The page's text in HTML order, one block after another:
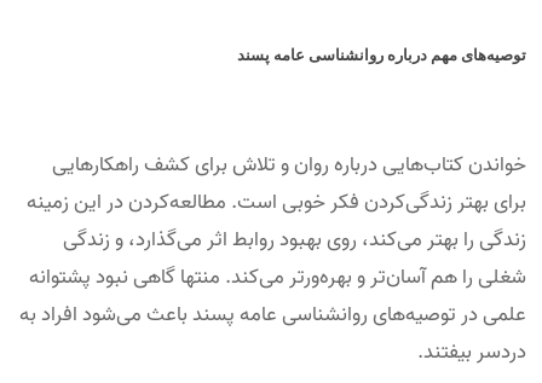
توصیه‌های مهم درباره روانشناسی عامه پسند
خواندن کتاب‌هایی درباره روان و تلاش برای کشف راهکارهایی
برای بهتر زندگی‌کردن فکر خوبی است. مطالعه‌کردن در این زمینه
زندگی را بهتر می‌کند، روی بهبود روابط اثر می‌گذارد، و زندگی
شغلی را هم آسان‌تر و بهره‌ورتر می‌کند. منتها گاهی نبود پشتوانه
علمی در توصیه‌های روانشناسی عامه پسند باعث می‌شود افراد به‌
دردسر بیفتند.